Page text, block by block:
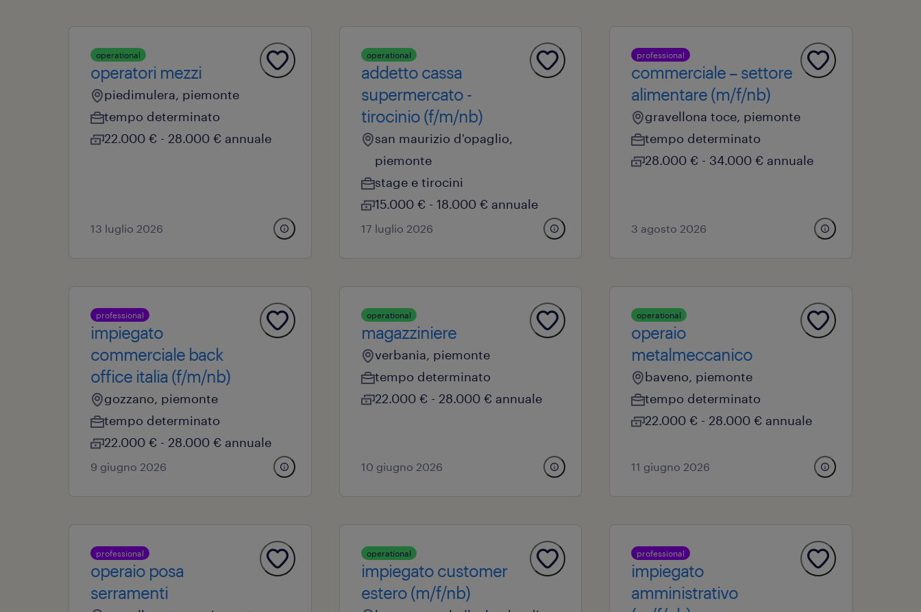
operational
operatori mezzi
piedimulera, piemonte
tempo determinato
22.000 € - 28.000 € annuale
13 luglio 2026
operational
addetto cassa
supermercato -
tirocinio (f/m/nb)
san maurizio d'opaglio,
piemonte
stage e tirocini
15.000 € - 18.000 € annuale
17 luglio 2026
professional
commerciale – settore
alimentare (m/f/nb)
gravellona toce, piemonte
tempo determinato
28.000 € - 34.000 € annuale
3 agosto 2026
professional
impiegato
commerciale back
office italia (f/m/nb)
gozzano, piemonte
tempo determinato
22.000 € - 28.000 € annuale
9 giugno 2026
operational
magazziniere
verbania, piemonte
tempo determinato
22.000 € - 28.000 € annuale
10 giugno 2026
operational
operaio
metalmeccanico
baveno, piemonte
tempo determinato
22.000 € - 28.000 € annuale
11 giugno 2026
professional
operaio posa
serramenti
operational
impiegato customer
estero (m/f/nb)
professional
impiegato
amministrativo